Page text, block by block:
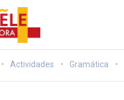
Actividades Gramática